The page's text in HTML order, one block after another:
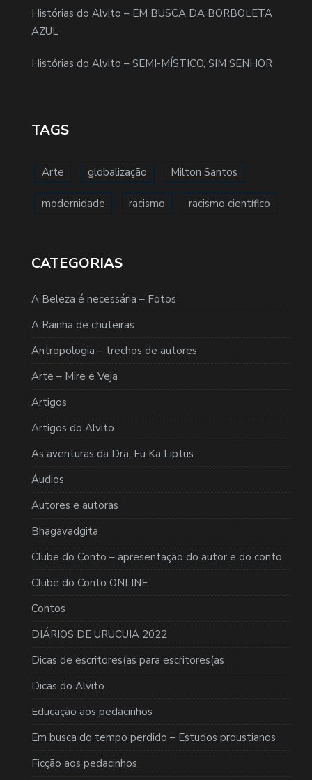
Histórias do Alvito – EM BUSCA DA BORBOLETA
AZUL
Histórias do Alvito – SEMI-MÍSTICO, SIM SENHOR
TAGS
Arte globalização Milton Santos
modernidade racismo racismo científico
CATEGORIAS
A Beleza é necessária – Fotos
A Rainha de chuteiras
Antropologia – trechos de autores
Arte – Mire e Veja
Artigos
Artigos do Alvito
As aventuras da Dra. Eu Ka Liptus
Áudios
Autores e autoras
Bhagavadgita
Clube do Conto – apresentação do autor e do conto
Clube do Conto ONLINE
Contos
DIÁRIOS DE URUCUIA 2022
Dicas de escritores(as para escritores(as
Dicas do Alvito
Educação aos pedacinhos
Em busca do tempo perdido – Estudos proustianos
Ficção aos pedacinhos